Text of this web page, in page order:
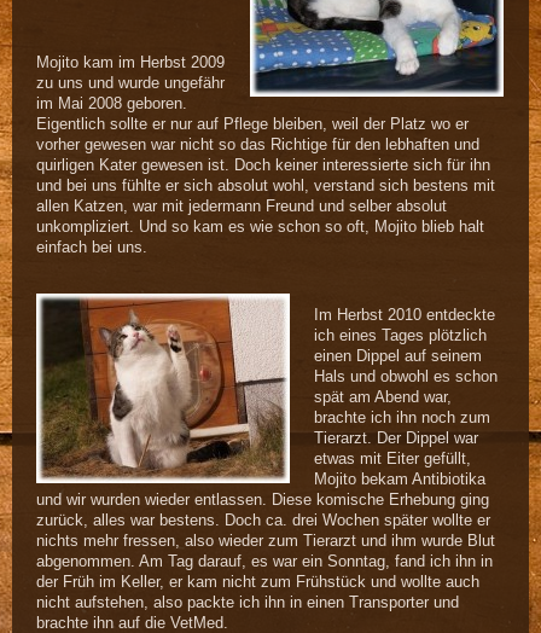
Mojito kam im Herbst 2009
zu uns und wurde ungefähr
im Mai 2008 geboren.
Eigentlich sollte er nur auf Pflege bleiben, weil der Platz wo er
vorher gewesen war nicht so das Richtige für den lebhaften und
quirligen Kater gewesen ist. Doch keiner interessierte sich für ihn
und bei uns fühlte er sich absolut wohl, verstand sich bestens mit
allen Katzen, war mit jedermann Freund und selber absolut
unkompliziert. Und so kam es wie schon so oft, Mojito blieb halt
einfach bei uns.
Im Herbst 2010 entdeckte
ich eines Tages plötzlich
einen Dippel auf seinem
Hals und obwohl es schon
spät am Abend war,
brachte ich ihn noch zum
Tierarzt. Der Dippel war
etwas mit Eiter gefüllt,
Mojito bekam Antibiotika
und wir wurden wieder entlassen. Diese komische Erhebung ging
zurück, alles war bestens. Doch ca. drei Wochen später wollte er
nichts mehr fressen, also wieder zum Tierarzt und ihm wurde Blut
abgenommen. Am Tag darauf, es war ein Sonntag, fand ich ihn in
der Früh im Keller, er kam nicht zum Frühstück und wollte auch
nicht aufstehen, also packte ich ihn in einen Transporter und
brachte ihn auf die VetMed.